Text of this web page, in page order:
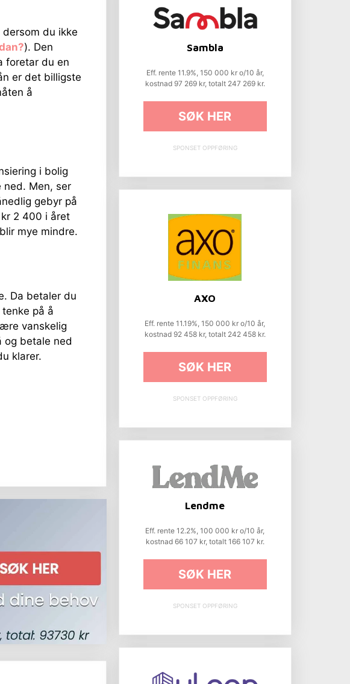
du ikke
). Den
foretar du en
er det billigste
å
i bolig
ned. Men, ser
gebyr på
2 400 i året
mye mindre.
Da betaler du
på å
vanskelig
og betale ned
klarer.
Sambla
Eff. rente 11.9%, 150 000 kr o/10 år,
kostnad 97 269 kr, totalt 247 269 kr.
SØK HER
SPONSET OPPFØRING
AXO
Eff. rente 11.19%, 150 000 kr o/10 år,
kostnad 92 458 kr, totalt 242 458 kr.
SØK HER
SPONSET OPPFØRING
Lendme
Eff. rente 12.2%, 100 000 kr o/10 år,
kostnad 66 107 kr, totalt 166 107 kr.
SØK HER
SPONSET OPPFØRING